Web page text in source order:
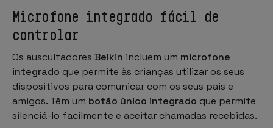
Microfone integrado fácil de
controlar
Os auscultadores Belkin incluem um microfone
integrado que permite às crianças utilizar os seus
dispositivos para comunicar com os seus pais e
amigos. Têm um botão único integrado que permite
silenciá-lo facilmente e aceitar chamadas recebidas.